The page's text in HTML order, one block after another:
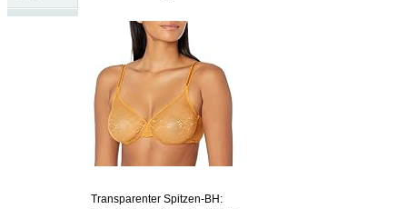
Transparenter Spitzen-BH: